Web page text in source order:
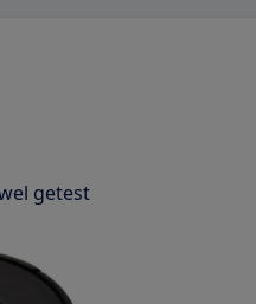
getest